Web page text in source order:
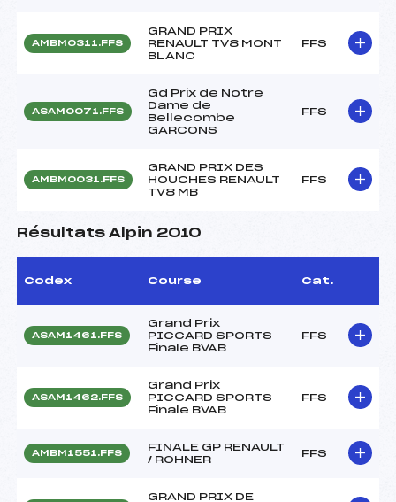
AMBM0311.FFS
GRAND PRIX
RENAULT TV8 MONT
BLANC
FFS
ASAM0071.FFS
Gd Prix de Notre
Dame de
Bellecombe
GARCONS
FFS
AMBM0031.FFS
GRAND PRIX DES
HOUCHES RENAULT
TV8 MB
FFS
Résultats Alpin 2010
Codex Course Cat.
ASAM1461.FFS
Grand Prix
PICCARD SPORTS
Finale BVAB
FFS
ASAM1462.FFS
Grand Prix
PICCARD SPORTS
Finale BVAB
FFS
AMBM1551.FFS
FINALE GP RENAULT
/ ROHNER
FFS
GRAND PRIX DE